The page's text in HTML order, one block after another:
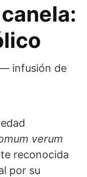
verum
reconocida
por su